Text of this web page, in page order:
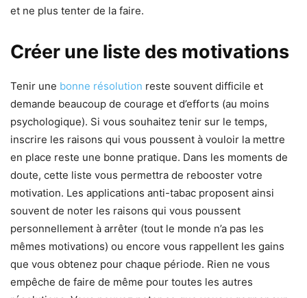
et ne plus tenter de la faire.
Créer une liste des motivations
Tenir une bonne résolution reste souvent difficile et
demande beaucoup de courage et d’efforts (au moins
psychologique). Si vous souhaitez tenir sur le temps,
inscrire les raisons qui vous poussent à vouloir la mettre
en place reste une bonne pratique. Dans les moments de
doute, cette liste vous permettra de rebooster votre
motivation. Les applications anti-tabac proposent ainsi
souvent de noter les raisons qui vous poussent
personnellement à arrêter (tout le monde n’a pas les
mêmes motivations) ou encore vous rappellent les gains
que vous obtenez pour chaque période. Rien ne vous
empêche de faire de même pour toutes les autres